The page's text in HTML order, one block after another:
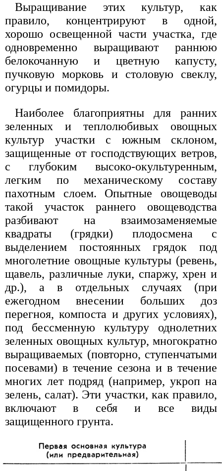
Выращивание этих культур, как
правило, концентрируют в одной,
хорошо освещенной части участка, где
одновременно выращивают раннюю
белокочанную и цветную капусту,
пучковую морковь и столовую свеклу,
огурцы и помидоры.
Наиболее благоприятны для ранних
зеленных и теплолюбивых овощных
культур участки с южным склоном,
защищенные от господствующих ветров,
с глубоким высоко-окультуренным,
легким по механическому составу
пахотным слоем. Опытные овощеводы
такой участок раннего овощеводства
разбивают на взаимозаменяемые
квадраты (грядки) плодосмена с
выделением постоянных грядок под
многолетние овощные культуры (ревень,
щавель, различные луки, спаржу, хрен и
др.), а в отдельных случаях (при
ежегодном внесении больших доз
перегноя, компоста и других условиях),
под бессменную культуру однолетних
зеленных овощных культур, многократно
выращиваемых (повторно, ступенчатыми
посевами) в течение сезона и в течение
многих лет подряд (например, укроп на
зелень, салат). Эти участки, как правило,
включают в себя и все виды
защищенного грунта.